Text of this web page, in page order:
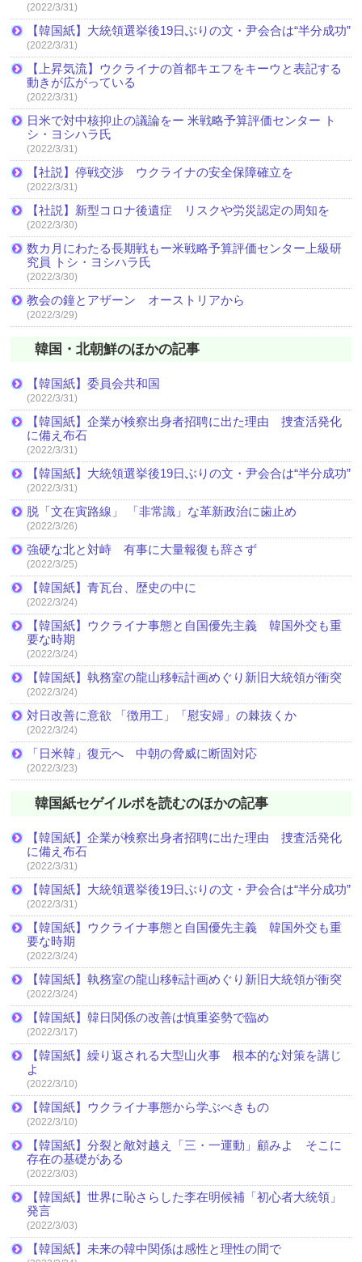
(2022/3/31)
【韓国紙】大統領選挙後19日ぶりの文・尹会合は“半分成功”
(2022/3/31)
【上昇気流】ウクライナの首都キエフをキーウと表記する
動きが広がっている
(2022/3/31)
日米で対中核抑止の議論をー 米戦略予算評価センター ト
シ・ヨシハラ氏
(2022/3/31)
【社説】停戦交渉 ウクライナの安全保障確立を
(2022/3/31)
【社説】新型コロナ後遺症 リスクや労災認定の周知を
(2022/3/30)
数カ月にわたる長期戦もー米戦略予算評価センター上級研
究員 トシ・ヨシハラ氏
(2022/3/30)
教会の鐘とアザーン オーストリアから
(2022/3/29)
韓国・北朝鮮のほかの記事
【韓国紙】委員会共和国
(2022/3/31)
【韓国紙】企業が検察出身者招聘に出た理由 捜査活発化
に備え布石
(2022/3/31)
【韓国紙】大統領選挙後19日ぶりの文・尹会合は“半分成功”
(2022/3/31)
脱「文在寅路線」 「非常識」な革新政治に歯止め
(2022/3/26)
強硬な北と対峙 有事に大量報復も辞さず
(2022/3/25)
【韓国紙】青瓦台、歴史の中に
(2022/3/24)
【韓国紙】ウクライナ事態と自国優先主義 韓国外交も重
要な時期
(2022/3/24)
【韓国紙】執務室の龍山移転計画めぐり新旧大統領が衝突
(2022/3/24)
対日改善に意欲 「徴用工」「慰安婦」の棘抜くか
(2022/3/24)
「日米韓」復元へ 中朝の脅威に断固対応
(2022/3/23)
韓国紙セゲイルボを読むのほかの記事
【韓国紙】企業が検察出身者招聘に出た理由 捜査活発化
に備え布石
(2022/3/31)
【韓国紙】大統領選挙後19日ぶりの文・尹会合は“半分成功”
(2022/3/31)
【韓国紙】ウクライナ事態と自国優先主義 韓国外交も重
要な時期
(2022/3/24)
【韓国紙】執務室の龍山移転計画めぐり新旧大統領が衝突
(2022/3/24)
【韓国紙】韓日関係の改善は慎重姿勢で臨め
(2022/3/17)
【韓国紙】繰り返される大型山火事 根本的な対策を講じ
よ
(2022/3/10)
【韓国紙】ウクライナ事態から学ぶべきもの
(2022/3/10)
【韓国紙】分裂と敵対越え「三・一運動」顧みよ そこに
存在の基礎がある
(2022/3/03)
【韓国紙】世界に恥さらした李在明候補「初心者大統領」
発言
(2022/3/03)
【韓国紙】未来の韓中関係は感性と理性の間で